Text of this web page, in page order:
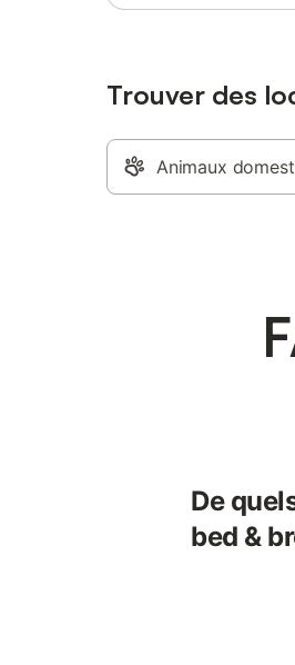
Trouver des
Animaux
De
bed &